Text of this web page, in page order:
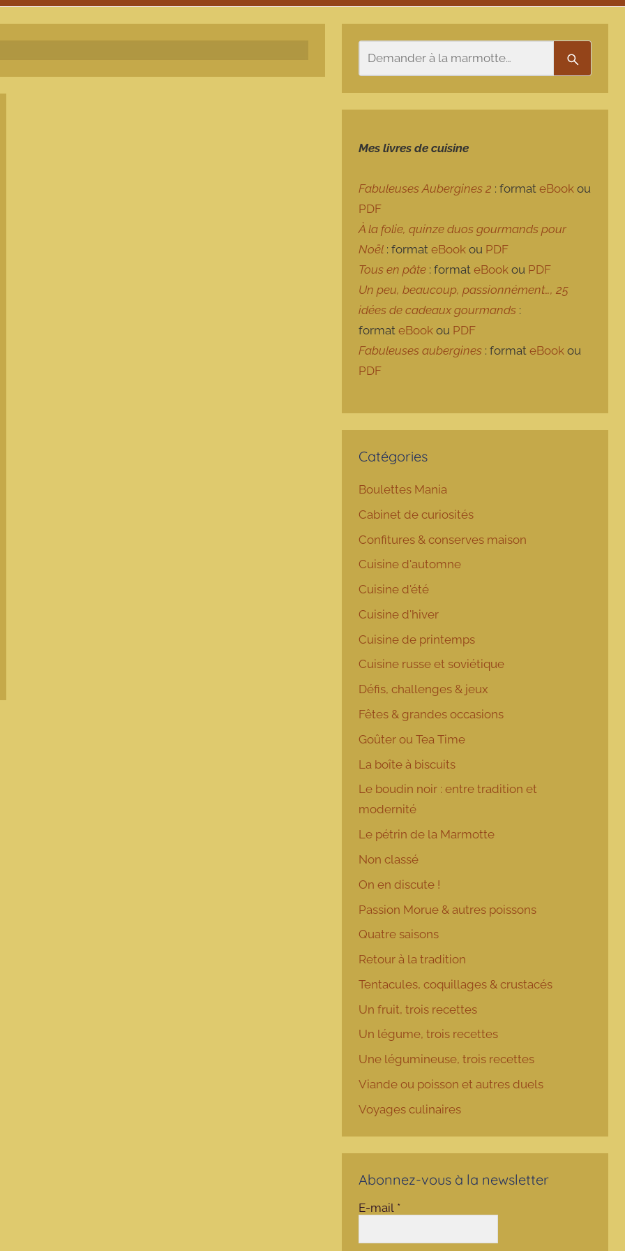
Mes livres de cuisine
Fabuleuses Aubergines 2 : formateBook ou
PDF
À la folie, quinze duos gourmands pour
Noël : formateBook ou PDF
Tous en pâte : formateBook ou PDF
Un peu, beaucoup, passionnément…, 25
idées de cadeaux gourmands :
formateBook ou PDF
Fabuleuses aubergines : formateBook ou
PDF
Catégories
Boulettes Mania
Cabinet de curiosités
Confitures & conserves maison
Cuisine d'automne
Cuisine d'été
Cuisine d'hiver
Cuisine de printemps
Cuisine russe et soviétique
Défis, challenges & jeux
Fêtes & grandes occasions
Goûter ou Tea Time
La boîte à biscuits
Le boudin noir : entre tradition et
modernité
Le pétrin de la Marmotte
Non classé
On en discute !
Passion Morue & autres poissons
Quatre saisons
Retour à la tradition
Tentacules, coquillages & crustacés
Un fruit, trois recettes
Un légume, trois recettes
Une légumineuse, trois recettes
Viande ou poisson et autres duels
Voyages culinaires
Abonnez-vous à la newsletter
E-mail *